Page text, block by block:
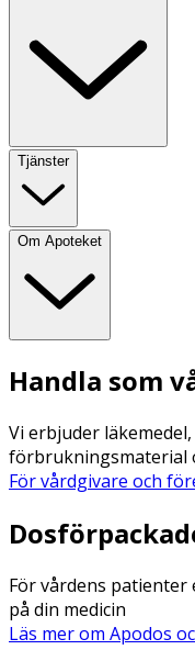
Tjänster
Om Apoteket
Handla som
Vi erbjuder
förbrukningsmaterial
För vårdgivare och
För vårdens
på din medicin
Läs mer om Apodos